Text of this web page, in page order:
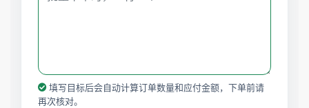
填写目标后会自动计算订单数量和应付金额，下单前请
再次核对。